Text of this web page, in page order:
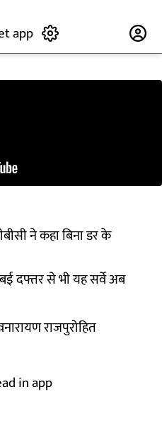
app
ने कहा बिना डर के
दफ्तर से भी यह सर्वे अब
राजपुरोहित
in app